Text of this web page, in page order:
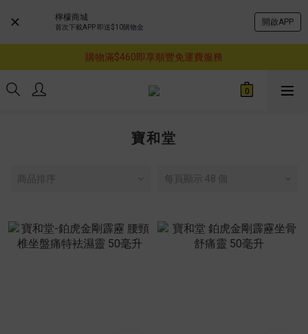
檸檬商城
首次下載APP 即送$10購物金
開啟APP
購物滿$460即享順豐免運費服務
購物滿$460即享順豐免運費服務
已支持葵涌門市自取服務-請先預約
寶和堂
商品排序 每頁顯示 48 個